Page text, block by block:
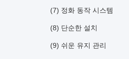
(7) 정화 동작 시스템
(8) 단순한 설치
(9) 쉬운 유지 관리